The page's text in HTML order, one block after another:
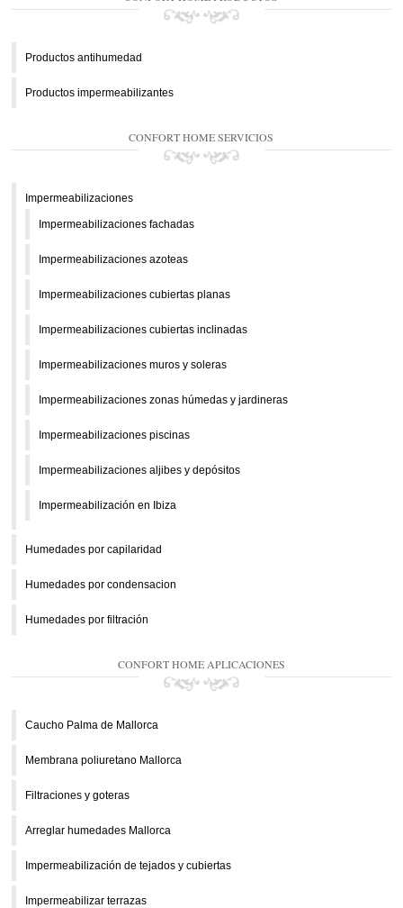
Productos antihumedad
Productos impermeabilizantes
CONFORT HOME SERVICIOS
Impermeabilizaciones
Impermeabilizaciones fachadas
Impermeabilizaciones azoteas
Impermeabilizaciones cubiertas planas
Impermeabilizaciones cubiertas inclinadas
Impermeabilizaciones muros y soleras
Impermeabilizaciones zonas húmedas y jardineras
Impermeabilizaciones piscinas
Impermeabilizaciones aljibes y depósitos
Impermeabilización en Ibiza
Humedades por capilaridad
Humedades por condensacion
Humedades por filtración
CONFORT HOME APLICACIONES
Caucho Palma de Mallorca
Membrana poliuretano Mallorca
Filtraciones y goteras
Arreglar humedades Mallorca
Impermeabilización de tejados y cubiertas
Impermeabilizar terrazas